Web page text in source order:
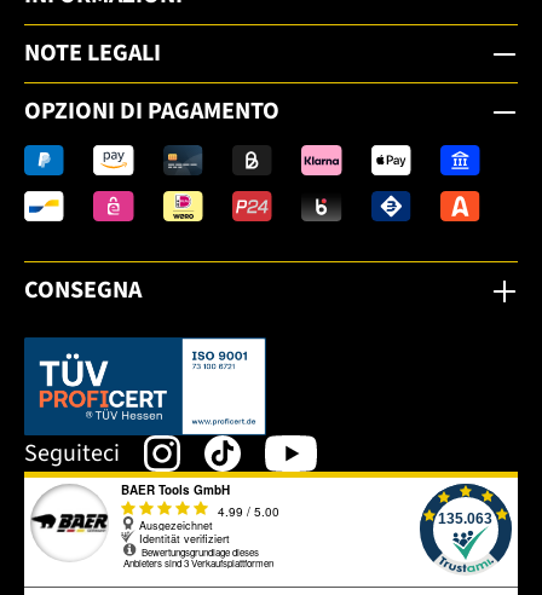
NOTE LEGALI
OPZIONI DI PAGAMENTO
CONSEGNA
Dieser Link öffnet sich in einem neuen Tab.
Seguiteci